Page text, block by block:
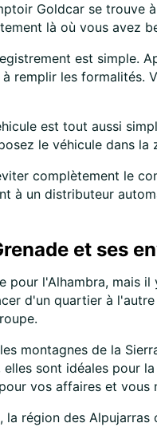
Goldcar se trouve
là où vous avez
est simple.
remplir les formalités.
est tout aussi
le véhicule dans
complètement le
à un distributeur
et ses
pour l'Alhambra, mais
d'un quartier à
montagnes de la
elles sont idéales pour
vos affaires et vous
la région des